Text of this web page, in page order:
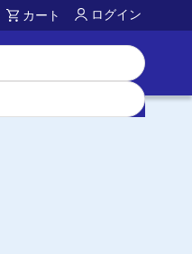
カート ログイン